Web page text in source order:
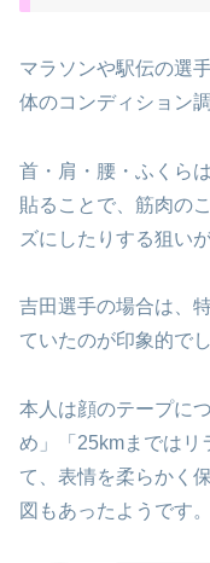
マラソンや駅伝の選
体のコンディション
首・肩・腰・ふくら
貼ることで、筋肉の
ズにしたりする狙い
吉田選手の場合は、
ていたのが印象的でし
本人は顔のテープに
め」「25kmまではリ
て、表情を柔らかく
図もあったようです。